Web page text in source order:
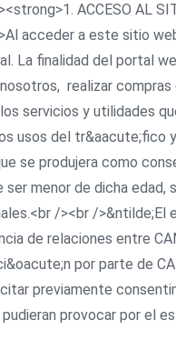
ACCESO AL
acceder a este sitio
La finalidad del portal
realizar
servicios y utilidades
usos del tr&aacute;fico
se produjera como
ser menor de dicha
/><br />&ntilde;El
de relaciones entre
por parte de
previamente
provocar por el